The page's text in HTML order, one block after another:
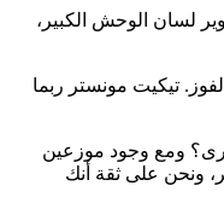
لسان الوحش الكبير،
تيكيت مونستر ربما
مونستر جاك بوت الكبرى؟ ومع وجود موزعين
ونحن على ثقة أنك